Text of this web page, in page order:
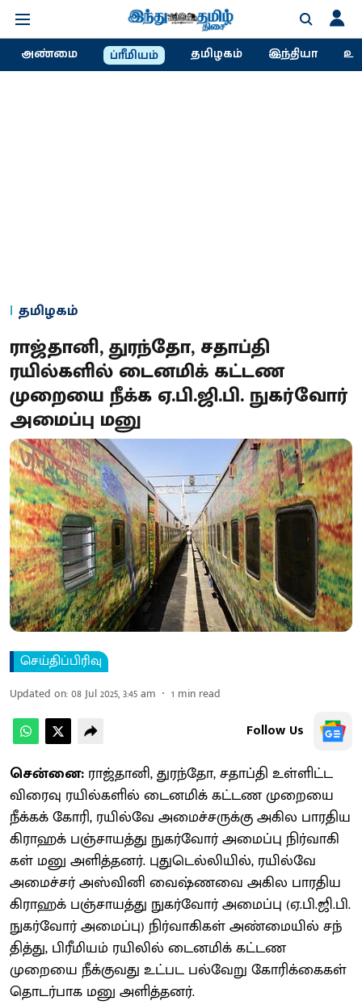
அண்மை ப்ரீமியம் தமிழகம் இந்தியா
தமிழகம்
ராஜ்தானி, துரந்தோ, சதாப்தி
ரயில்களில் டைனமிக் கட்டண
முறையை நீக்க ஏ.பி.ஜி.பி. நுகர்வோர்
அமைப்பு மனு
செய்திப்பிரிவு
Updated on:08 Jul 2025, 3:45 am 1 min read
Follow Us
சென்னை: ​ராஜ்​தானி, துரந்​தோ, சதாப்தி உள்​ளிட்ட
விரைவு ரயில்​களில் டைனமிக் கட்டண முறையை
நீக்​கக் கோரி, ரயில்வே அமைச்​சருக்கு அகில பார​திய
கிராஹக் பஞ்​சா​யத்து நுகர்​வோர் அமைப்பு நிர்​வாகி​
கள் மனு அளித்​தனர். புதுடெல்​லி​யில், ரயில்வே
அமைச்​சர் அஸ்​வினி வைஷ்ணவை அகில பார​திய
கிராஹக் பஞ்​சா​யத்து நுகர்​வோர் அமைப்பு (ஏ.பி.ஜி.பி.
நுகர்​வோர் அமைப்​பு) நிர்​வாகி​கள் அண்​மை​யில் சந்​
தித்​து, பிரீமி​யம் ரயி​லில் டைனமிக் கட்டண
முறையை நீக்​கு​வது உட்பட பல்​வேறு கோரிக்​கைகள்
தொடர்​பாக மனு அளித்​தனர்.